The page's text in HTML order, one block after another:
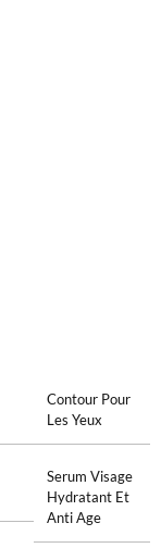
Contour Pour
Les Yeux
Serum Visage
Hydratant Et
Anti Age